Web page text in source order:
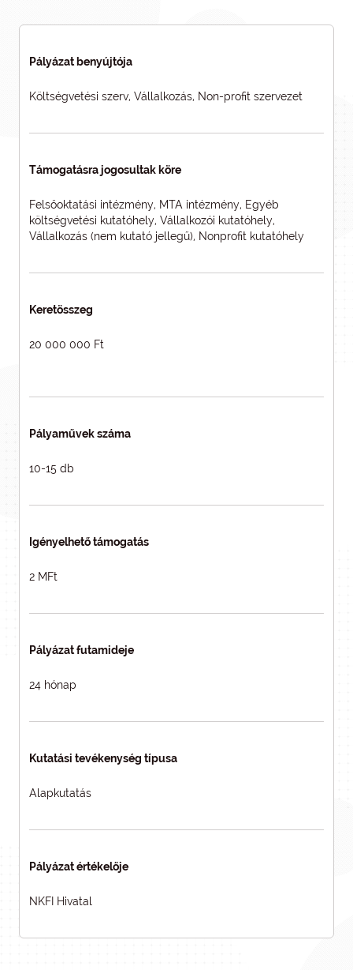
Pályázat benyújtója
Költségvetési szerv, Vállalkozás, Non-profit szervezet
Támogatásra jogosultak köre
Felsőoktatási intézmény, MTA intézmény, Egyéb
költségvetési kutatóhely, Vállalkozói kutatóhely,
Vállalkozás (nem kutató jellegű), Nonprofit kutatóhely
Keretösszeg
20 000 000 Ft
Pályaművek száma
10-15 db
Igényelhető támogatás
2 MFt
Pályázat futamideje
24 hónap
Kutatási tevékenység típusa
Alapkutatás
Pályázat értékelője
NKFI Hivatal